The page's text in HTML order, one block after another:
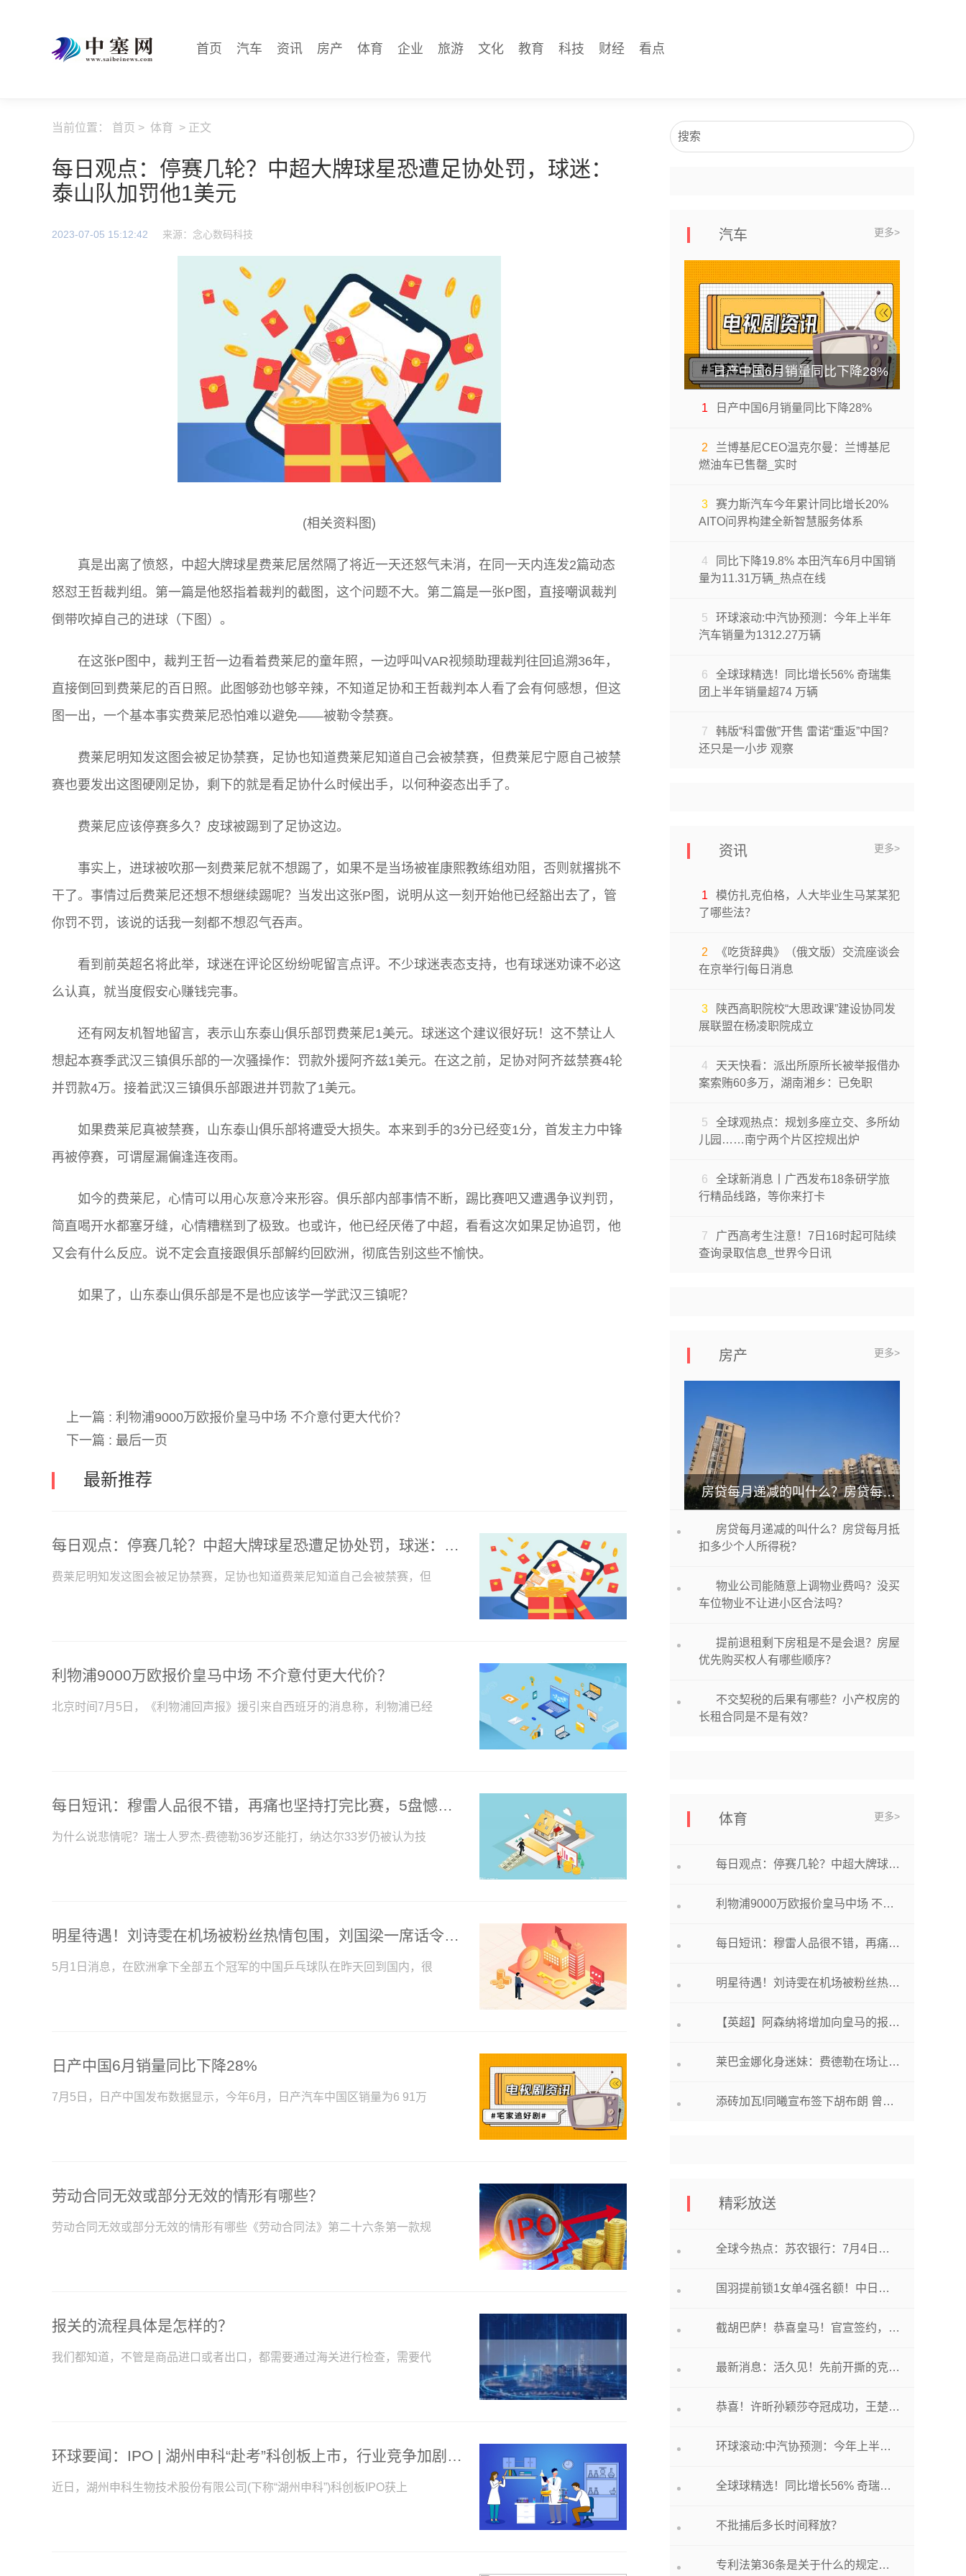
首页 汽车 资讯 房产 体育 企业 旅游 文化 教育 科技 财经 看点
当前位置： 首页 > 体育 > 正文
每日观点：停赛几轮？中超大牌球星恐遭足协处罚，球迷：
泰山队加罚他1美元
2023-07-05 15:12:42 来源：念心数码科技
(相关资料图)
真是出离了愤怒，中超大牌球星费莱尼居然隔了将近一天还怒气未消，在同一天内连发2篇动态
怒怼王哲裁判组。第一篇是他怒指着裁判的截图，这个问题不大。第二篇是一张P图，直接嘲讽裁判
倒带吹掉自己的进球（下图）。
在这张P图中，裁判王哲一边看着费莱尼的童年照，一边呼叫VAR视频助理裁判往回追溯36年，
直接倒回到费莱尼的百日照。此图够劲也够辛辣，不知道足协和王哲裁判本人看了会有何感想，但这
图一出，一个基本事实费莱尼恐怕难以避免——被勒令禁赛。
费莱尼明知发这图会被足协禁赛，足协也知道费莱尼知道自己会被禁赛，但费莱尼宁愿自己被禁
赛也要发出这图硬刚足协，剩下的就是看足协什么时候出手，以何种姿态出手了。
费莱尼应该停赛多久？皮球被踢到了足协这边。
事实上，进球被吹那一刻费莱尼就不想踢了，如果不是当场被崔康熙教练组劝阻，否则就撂挑不
干了。事情过后费莱尼还想不想继续踢呢？当发出这张P图，说明从这一刻开始他已经豁出去了，管
你罚不罚，该说的话我一刻都不想忍气吞声。
看到前英超名将此举，球迷在评论区纷纷呢留言点评。不少球迷表态支持，也有球迷劝谏不必这
么认真，就当度假安心赚钱完事。
还有网友机智地留言，表示山东泰山俱乐部罚费莱尼1美元。球迷这个建议很好玩！这不禁让人
想起本赛季武汉三镇俱乐部的一次骚操作：罚款外援阿齐兹1美元。在这之前，足协对阿齐兹禁赛4轮
并罚款4万。接着武汉三镇俱乐部跟进并罚款了1美元。
如果费莱尼真被禁赛，山东泰山俱乐部将遭受大损失。本来到手的3分已经变1分，首发主力中锋
再被停赛，可谓屋漏偏逢连夜雨。
如今的费莱尼，心情可以用心灰意冷来形容。俱乐部内部事情不断，踢比赛吧又遭遇争议判罚，
简直喝开水都塞牙缝，心情糟糕到了极致。也或许，他已经厌倦了中超，看看这次如果足协追罚，他
又会有什么反应。说不定会直接跟俱乐部解约回欧洲，彻底告别这些不愉快。
如果了，山东泰山俱乐部是不是也应该学一学武汉三镇呢？
上一篇 : 利物浦9000万欧报价皇马中场 不介意付更大代价？
下一篇 : 最后一页
最新推荐
每日观点：停赛几轮？中超大牌球星恐遭足协处罚，球迷：泰山队加罚他1美元
费莱尼明知发这图会被足协禁赛，足协也知道费莱尼知道自己会被禁赛，但
利物浦9000万欧报价皇马中场 不介意付更大代价？
北京时间7月5日，《利物浦回声报》援引来自西班牙的消息称，利物浦已经
每日短讯：穆雷人品很不错，再痛也坚持打完比赛，5盘憾负或告别澳网
为什么说悲情呢？瑞士人罗杰-费德勒36岁还能打，纳达尔33岁仍被认为技
明星待遇！刘诗雯在机场被粉丝热情包围，刘国梁一席话令人深思
5月1日消息，在欧洲拿下全部五个冠军的中国乒乓球队在昨天回到国内，很
日产中国6月销量同比下降28%
7月5日，日产中国发布数据显示，今年6月，日产汽车中国区销量为6 91万
劳动合同无效或部分无效的情形有哪些？
劳动合同无效或部分无效的情形有哪些《劳动合同法》第二十六条第一款规
报关的流程具体是怎样的？
我们都知道，不管是商品进口或者出口，都需要通过海关进行检查，需要代
环球要闻：IPO | 湖州申科“赴考”科创板上市，行业竞争加剧等风险需应对
近日，湖州申科生物技术股份有限公司(下称“湖州申科”)科创板IPO获上
搜索
汽车 更多>
日产中国6月销量同比下降28%
1 日产中国6月销量同比下降28%
2
兰博基尼CEO温克尔曼：兰博基尼
燃油车已售罄_实时
3
赛力斯汽车今年累计同比增长20%
AITO问界构建全新智慧服务体系
4
同比下降19.8% 本田汽车6月中国销
量为11.31万辆_热点在线
5
环球滚动:中汽协预测：今年上半年
汽车销量为1312.27万辆
6
全球球精选！同比增长56% 奇瑞集
团上半年销量超74 万辆
7
韩版“科雷傲”开售 雷诺“重返”中国？
还只是一小步 观察
资讯 更多>
1
模仿扎克伯格，人大毕业生马某某犯
了哪些法？
2
《吃货辞典》（俄文版）交流座谈会
在京举行|每日消息
3
陕西高职院校“大思政课”建设协同发
展联盟在杨凌职院成立
4
天天快看：派出所原所长被举报借办
案索贿60多万，湖南湘乡：已免职
5
全球观热点：规划多座立交、多所幼
儿园……南宁两个片区控规出炉
6
全球新消息丨广西发布18条研学旅
行精品线路，等你来打卡
7
广西高考生注意！7日16时起可陆续
查询录取信息_世界今日讯
房产 更多>
房贷每月递减的叫什么？房贷每月抵扣多少个人所得税？
房贷每月递减的叫什么？房贷每月抵
扣多少个人所得税？
物业公司能随意上调物业费吗？没买
车位物业不让进小区合法吗？
提前退租剩下房租是不是会退？房屋
优先购买权人有哪些顺序？
不交契税的后果有哪些？小产权房的
长租合同是不是有效？
体育 更多>
每日观点：停赛几轮？中超大牌球星恐遭足协处罚，球迷：泰山队加罚他1美元
利物浦9000万欧报价皇马中场 不介意付更大代价？
每日短讯：穆雷人品很不错，再痛也坚持打完比赛，5盘憾负或告别澳网
明星待遇！刘诗雯在机场被粉丝热情包围，刘国梁一席话令人深思
【英超】阿森纳将增加向皇马的报价，以期最终达成交易|环球快播
莱巴金娜化身迷妹：费德勒在场让我很紧张，我甚至无法掩饰
添砖加瓦!同曦宣布签下胡布朗 曾随队拿到耐高亚军
精彩放送
全球今热点：苏农银行：7月4日融资买入388.48万元，融资融券余额4.56亿元
国羽提前锁1女单4强名额！中日对决陈雨菲8连胜NO.14将战何冰娇
截胡巴萨！恭喜皇马！官宣签约，技术华丽多面手，魔笛钦点接班
最新消息：活久见！先前开撕的克耶高斯和蒂姆又好上了
恭喜！许昕孙颖莎夺冠成功，王楚钦王曼昱惨遭逆转、屈居亚军 今日看点
环球滚动:中汽协预测：今年上半年汽车销量为1312.27万辆
全球球精选！同比增长56% 奇瑞集团上半年销量超74 万辆
不批捕后多长时间释放？
专利法第36条是关于什么的规定？ 每日速看